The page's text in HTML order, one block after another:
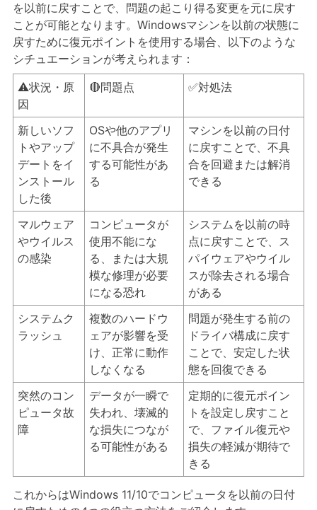
を以前に戻すことで、問題の起こり得る変更を元に戻す
ことが可能となります。Windowsマシンを以前の状態に
戻すために復元ポイントを使用する場合、以下のような
シチュエーションが考えられます：
⚠️状況・原
因
🔴問題点 ✅対処法
新しいソフ
トやアップ
デートをイ
ンストール
した後
OSや他のアプリ
に不具合が発生
する可能性があ
る
マシンを以前の日付
に戻すことで、不具
合を回避または解消
できる
マルウェア
やウイルス
の感染
コンピュータが
使用不能にな
る、または大規
模な修理が必要
になる恐れ
システムを以前の時
点に戻すことで、ス
パイウェアやウイル
スが除去される場合
がある
システムク
ラッシュ
複数のハードウ
ェアが影響を受
け、正常に動作
しなくなる
問題が発生する前の
ドライバ構成に戻す
ことで、安定した状
態を回復できる
突然のコン
ピュータ故
障
データが一瞬で
失われ、壊滅的
な損失につなが
る可能性がある
定期的に復元ポイン
トを設定し戻すこと
で、ファイル復元や
損失の軽減が期待で
きる
これからはWindows 11/10でコンピュータを以前の日付